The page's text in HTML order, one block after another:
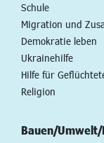
Schule
Migration und
Demokratie leben
Ukrainehilfe
Hilfe für
Religion
Bauen/